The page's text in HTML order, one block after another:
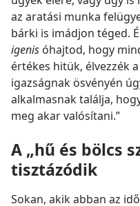
az aratási munka
bárki is imádjon téged.
igenis óhajtod, hogy
értékes hitük, élvezzék
igazságnak ösvényén
alkalmasnak találja,
meg akar valósítani.”
A „hű és bölcs
tisztázódik
Sokan, akik abban az